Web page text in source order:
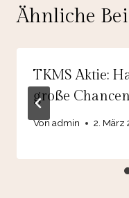
Ähnliche
TKMS Aktie:
große Chancen
Vonadmin 2. März